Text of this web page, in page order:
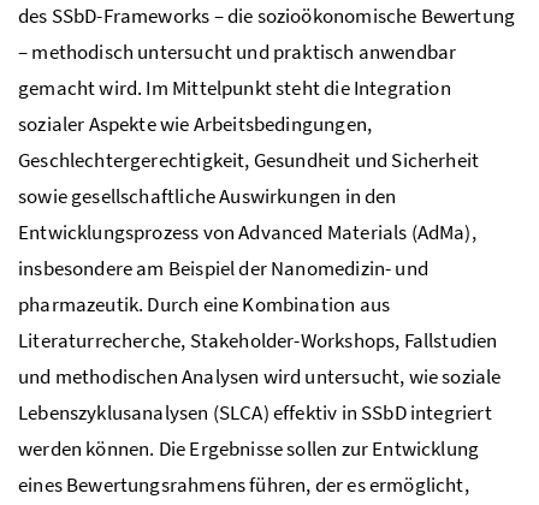
des SSbD-Frameworks – die sozioökonomische Bewertung
– methodisch untersucht und praktisch anwendbar
gemacht wird. Im Mittelpunkt steht die Integration
sozialer Aspekte wie Arbeitsbedingungen,
Geschlechtergerechtigkeit, Gesundheit und Sicherheit
sowie gesellschaftliche Auswirkungen in den
Entwicklungsprozess von Advanced Materials (AdMa),
insbesondere am Beispiel der Nanomedizin- und
pharmazeutik. Durch eine Kombination aus
Literaturrecherche, Stakeholder-Workshops, Fallstudien
und methodischen Analysen wird untersucht, wie soziale
Lebenszyklusanalysen (SLCA) effektiv in SSbD integriert
werden können. Die Ergebnisse sollen zur Entwicklung
eines Bewertungsrahmens führen, der es ermöglicht,